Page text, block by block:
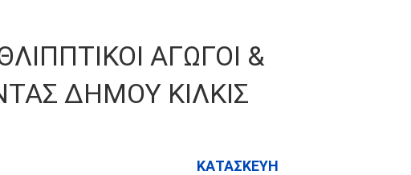
ΑΓΩΓΟΙ &
ΔΗΜΟΥ ΚΙΛΚΙΣ
ΚΑΤΑΣΚΕΥΗ